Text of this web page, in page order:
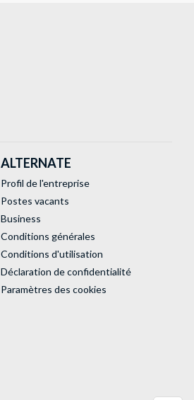
ALTERNATE
Profil de l'entreprise
Postes vacants
Business
Conditions générales
Conditions d'utilisation
Déclaration de confidentialité
Paramètres des cookies